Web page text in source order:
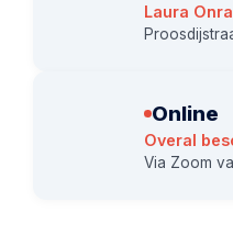
Laura
Online
Overal
Via Zoom